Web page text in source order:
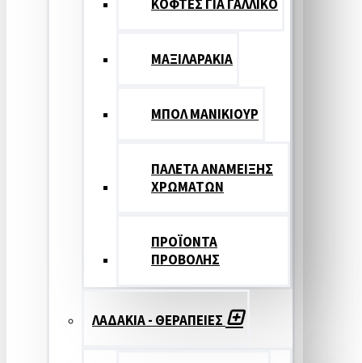
ΚΟΦΤΕΣ ΓΙΑ ΓΑΛΛΙΚΟ
ΜΑΞΙΛΑΡΑΚΙΑ
ΜΠΟΛ ΜΑΝΙΚΙΟΥΡ
ΠΑΛΕΤΑ ΑΝΑΜΕΙΞΗΣ
ΧΡΩΜΑΤΩΝ
ΠΡΟΪΟΝΤΑ
ΠΡΟΒΟΛΗΣ
ΛΑΔΑΚΙΑ - ΘΕΡΑΠΕΙΕΣ